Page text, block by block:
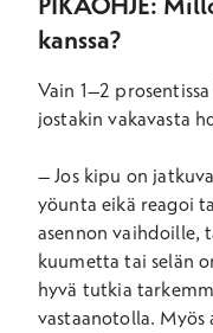
kanssa?
Vain 1–2
jostakin vakavasta
– Jos kipu on
yöunta eikä reagoi
asennon vaihdoille,
kuumetta tai selän
hyvä tutkia
vastaanotolla.